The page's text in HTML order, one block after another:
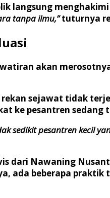
langsung
tanpa ilmu,”tuturnya
akan
sejawat tidak
ke pesantren sedang
sedikit pesantren kecil
dari Nawaning
ada beberapa